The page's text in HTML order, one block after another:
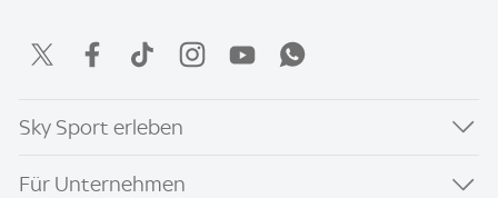
Sky Sport erleben
Für Unternehmen